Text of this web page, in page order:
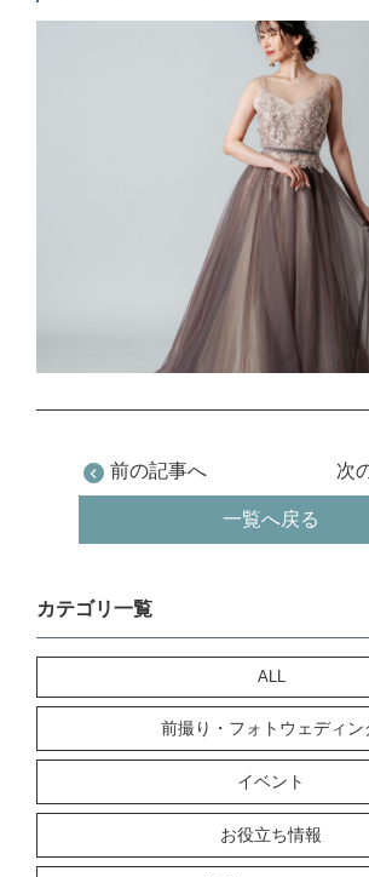
前の記事へ 次
一覧へ戻る
カテゴリ一覧
ALL
前撮り・フォトウェディン
イベント
お役立ち情報